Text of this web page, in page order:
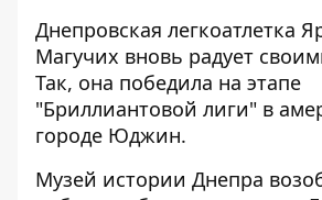
Днепровская легкоатлетка
Магучих вновь радует
Так, она победила на этапе
"Бриллиантовой лиги" в
городе Юджин.
Музей истории Днепра